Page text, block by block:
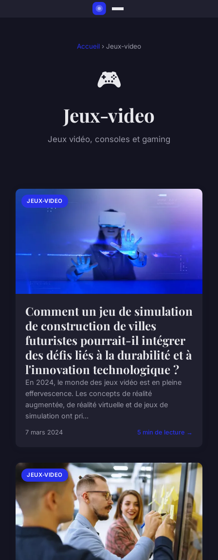
Accueil › Jeux-video
🎮
Jeux-video
Jeux vidéo, consoles et gaming
JEUX-VIDEO
Comment un jeu de simulation
de construction de villes
futuristes pourrait-il intégrer
des défis liés à la durabilité et à
l'innovation technologique ?
En 2024, le monde des jeux vidéo est en pleine
effervescence. Les concepts de réalité
augmentée, de réalité virtuelle et de jeux de
simulation ont pri...
7 mars 2024 5 min de lecture →
JEUX-VIDEO